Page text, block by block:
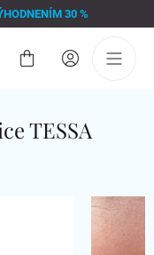
30 %
Nákupný
TESSA